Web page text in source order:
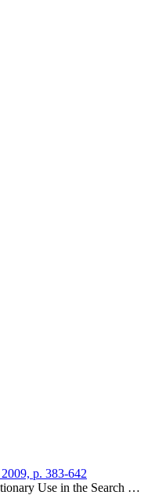
p. 383-642
Use in the Search …